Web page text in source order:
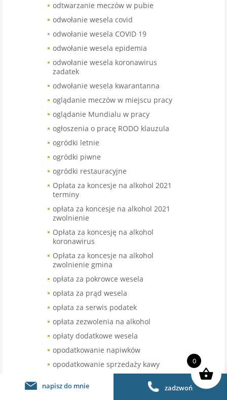
odtwarzanie meczów w pubie
odwołanie wesela covid
odwołanie wesela COVID 19
odwołanie wesela epidemia
odwołanie wesela koronawirus
zadatek
odwołanie wesela kwarantanna
oglądanie meczów w miejscu pracy
oglądanie Mundialu w pracy
ogłoszenia o pracę RODO klauzula
ogródki letnie
ogródki piwne
ogródki restauracyjne
Opłata za koncesje na alkohol 2021
terminy
opłata za koncesje na alkohol 2021
zwolnienie
Opłata za koncesję na alkohol
koronawirus
Opłata za koncesje na alkohol
zwolnienie gmina
opłata za pokrowce wesela
opłata za prąd wesela
opłata za serwis podatek
opłata zezwolenia na alkohol
opłaty dodatkowe wesela
opodatkowanie napiwków
opodatkowanie sprzedaży kawy
organizacja pracy w restauracji
napisz do mnie zadzwoń
0